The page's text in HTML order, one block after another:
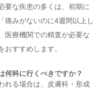
要な疾患の多くは、初期に
痛みがないのに4週間以上し
医療機関での精査が必要な
すすめします。
何科に行くべきですか？
れる場合は、皮膚科・形成